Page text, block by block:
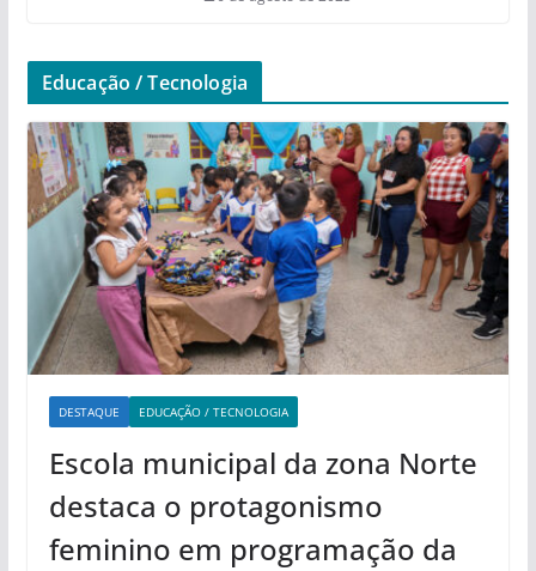
Educação / Tecnologia
DESTAQUE EDUCAÇÃO / TECNOLOGIA
Escola municipal da zona Norte
destaca o protagonismo
feminino em programação da